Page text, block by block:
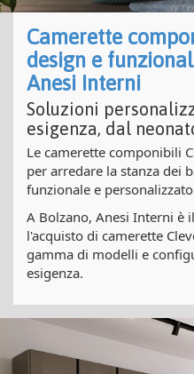
Camerette
design e
Anesi Interni
Soluzioni
esigenza, dal
Le camerette componibili
per arredare la stanza dei
funzionale e
A Bolzano, Anesi Interni
l'acquisto di camerette
gamma di modelli e
esigenza.